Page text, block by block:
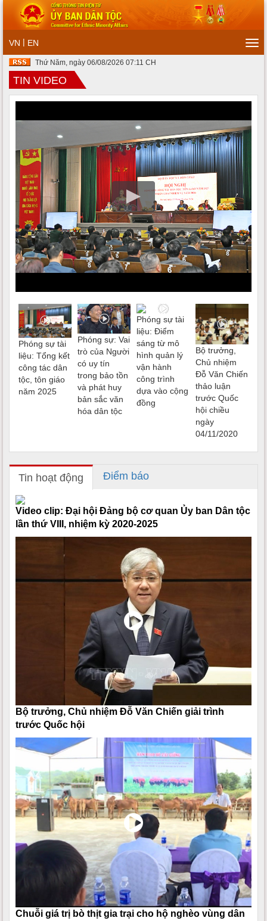
VN | EN
Thứ Năm, ngày 06/08/2026 07:11 CH
TIN VIDEO
Phóng sự tài
liệu: Tổng kết
công tác dân
tộc, tôn giáo
năm 2025
Phóng sự: Vai
trò của Người
có uy tín
trong bảo tồn
và phát huy
bản sắc văn
hóa dân tộc
Phóng sự tài
liệu: Điểm
sáng từ mô
hình quản lý
vận hành
công trình
dựa vào cộng
đồng
Bộ trưởng,
Chủ nhiệm
Đỗ Văn Chiến
thảo luận
trước Quốc
hội chiều
ngày
04/11/2020
Tin hoạt động Điểm báo
Video clip: Đại hội Đảng bộ cơ quan Ủy ban Dân tộc
lần thứ VIII, nhiệm kỳ 2020-2025
Bộ trưởng, Chủ nhiệm Đỗ Văn Chiến giải trình
trước Quốc hội
Chuỗi giá trị bò thịt gia trại cho hộ nghèo vùng dân